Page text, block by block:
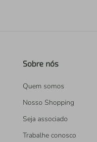
Sobre nós
Quem somos
Nosso Shopping
Seja associado
Trabalhe conosco